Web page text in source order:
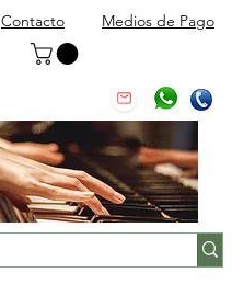
Contacto Medios de Pago